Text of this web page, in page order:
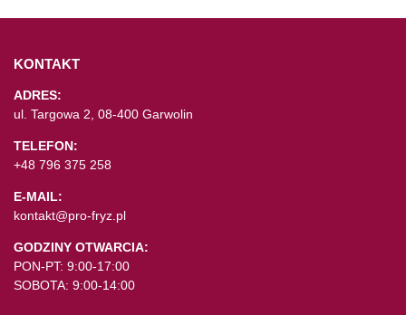
KONTAKT
ADRES:
ul. Targowa 2, 08-400 Garwolin
TELEFON:
+48 796 375 258
E-MAIL:
kontakt@pro-fryz.pl
GODZINY OTWARCIA:
PON-PT: 9:00-17:00
SOBOTA: 9:00-14:00